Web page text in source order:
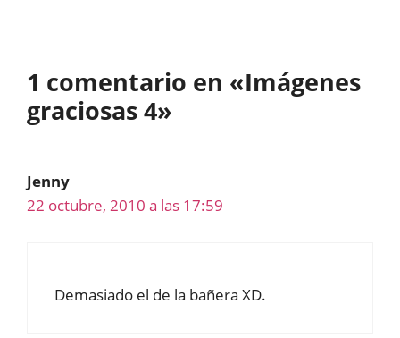
1 comentario en «Imágenes
graciosas 4»
Jenny
22 octubre, 2010 a las 17:59
Demasiado el de la bañera XD.